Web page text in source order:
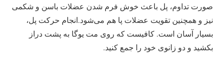
صورت تداوم، پل باعث خوش فرم شدن عضلات باسن و شکمی
نیز و همچنین تقویت عضلات پا هم می‌شود.انجام حرکت پل،
بسیار آسان است. کافیست که روی مت یوگا به پشت دراز
بکشید و دو زانوی خود را جمع کنید.